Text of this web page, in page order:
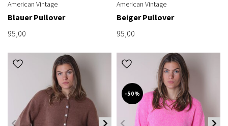
American Vintage
Blauer Pullover
95,00
American Vintage
Beiger Pullover
95,00
-50%